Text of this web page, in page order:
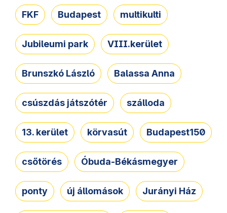
FKF Budapest multikulti
Jubileumi park VIII.kerület
Brunszkó László Balassa Anna
csúszdás játszótér szálloda
13. kerület körvasút Budapest150
csőtörés Óbuda-Békásmegyer
ponty új állomások Jurányi Ház